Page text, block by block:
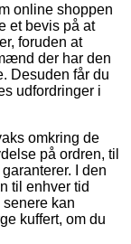
online shoppen
et bevis på at
foruden at
der har den
Desuden får du
udfordringer i
omkring de
på ordren, til
I den
til enhver tid
kan
kuffert, om du